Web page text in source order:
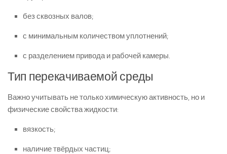
без сквозных валов;
с минимальным количеством уплотнений;
с разделением привода и рабочей камеры.
Тип перекачиваемой среды
Важно учитывать не только химическую активность, но и
физические свойства жидкости:
вязкость;
наличие твёрдых частиц;